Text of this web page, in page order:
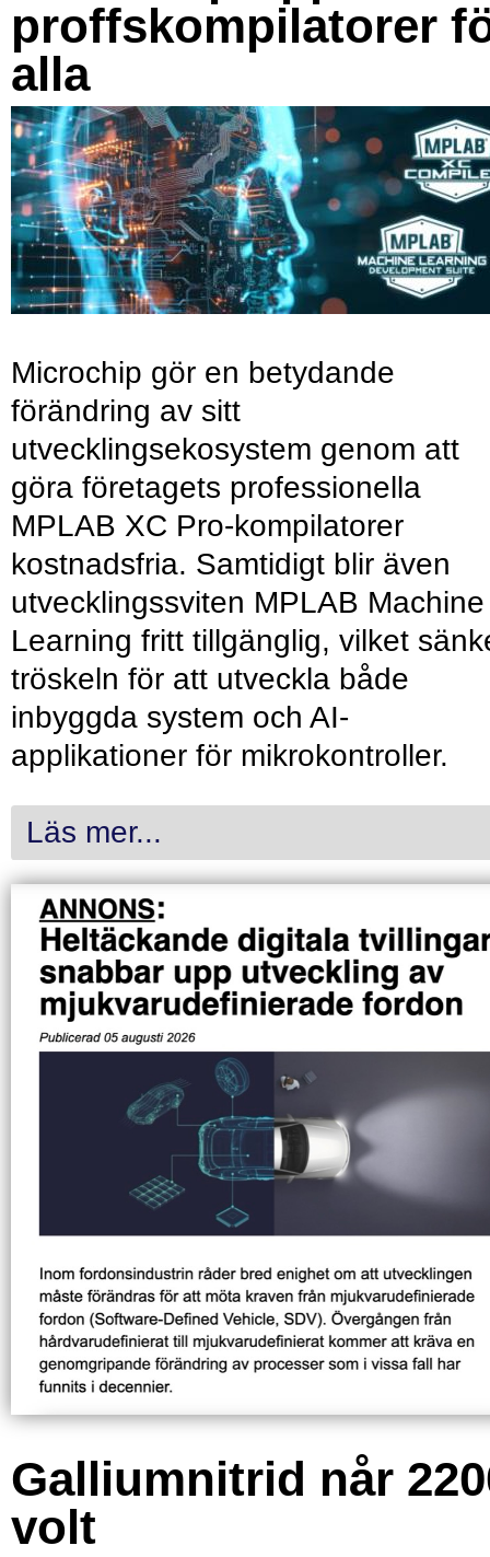
proffskompilatorer
alla
Microchip gör en betydande
förändring av sitt
utvecklingsekosystem genom att
göra företagets professionella
MPLAB XC Pro-kompilatorer
kostnadsfria. Samtidigt blir även
utvecklingssviten MPLAB Machine
Learning fritt tillgänglig, vilket
tröskeln för att utveckla både
inbyggda system och AI-
applikationer för mikrokontroller.
Läs mer...
Galliumnitrid når
volt